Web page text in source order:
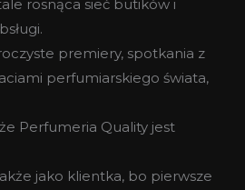
rosnąca sieć butików i
premiery, spotkania z
perfumiarskiego świata,
Perfumeria Quality jest
jako klientka, bo pierwsze